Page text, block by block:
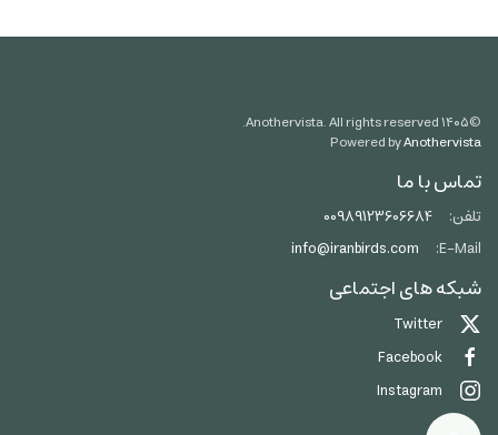
©۱۴۰۵
Powered byAnothervista
تماس با ما
تلفن:
00989123606684
E-Mail:
info@iranbirds.com
شبکه های اجتماعی
Twitter
Facebook
Instagram